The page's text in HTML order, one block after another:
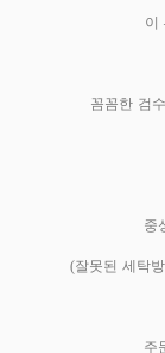
이
꼼꼼한 검
중
(잘못된 세탁
주